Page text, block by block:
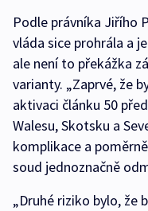
Podle právníka Jiřího
vláda sice prohrála a
ale není to překážka
varianty. „Zaprvé, že
aktivaci článku 50
Walesu, Skotsku a
komplikace a
soud jednoznačně
„Druhé riziko bylo, že